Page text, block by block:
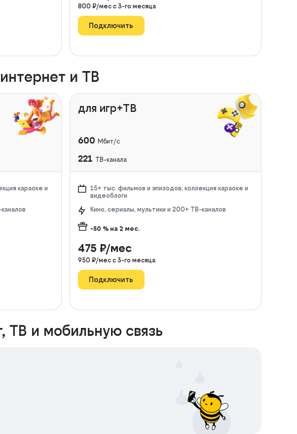
800 ₽/мес с 3-го месяца
Подключить
и ТВ
караоке и
для игр+ТВ
600 Мбит/с
221 ТВ-канала
15+ тыс. фильмов и эпизодов, коллекция караоке и
видеоблоги
Кино, сериалы, мультики и 200+ ТВ-каналов
-50 % на 2 мес.
475 ₽/мес
950 ₽/мес с 3-го месяца
Подключить
ТВ и мобильную связь